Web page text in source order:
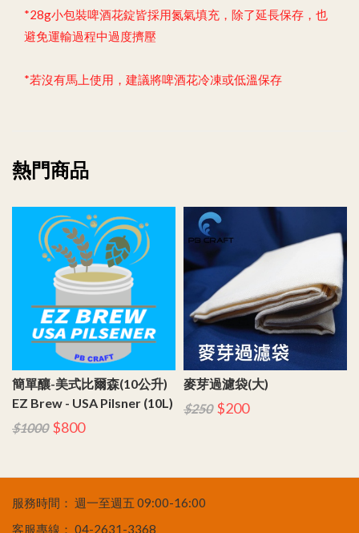
*28g小包裝啤酒花錠皆採用氮氣填充，除了延長保存，也
避免運輸過程中過度擠壓
*若沒有馬上使用，建議將啤酒花冷凍或低溫保存
熱門商品
簡單釀-美式比爾森(10公升)
EZ Brew - USA Pilsner (10L)
$1000 $800
麥芽過濾袋(大)
$250 $200
服務時間： 週一至週五 09:00-16:00
客服專線： 04-2631-3368